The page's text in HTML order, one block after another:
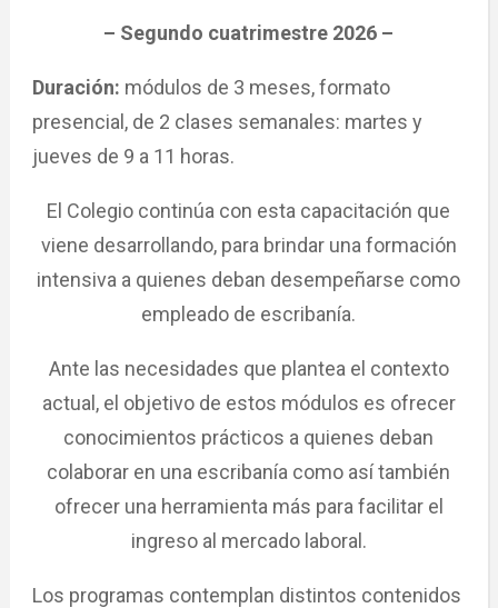
– Segundo cuatrimestre 2026 –
Duración: módulos de 3 meses, formato
presencial, de 2 clases semanales: martes y
jueves de 9 a 11 horas.
El Colegio continúa con esta capacitación que
viene desarrollando, para brindar una formación
intensiva a quienes deban desempeñarse como
empleado de escribanía.
Ante las necesidades que plantea el contexto
actual, el objetivo de estos módulos es ofrecer
conocimientos prácticos a quienes deban
colaborar en una escribanía como así también
ofrecer una herramienta más para facilitar el
ingreso al mercado laboral.
Los programas contemplan distintos contenidos